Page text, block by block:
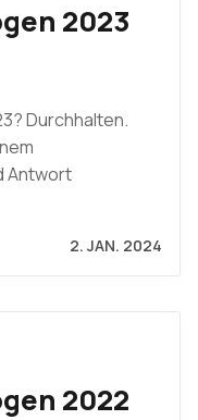
2023
Durchhalten.
Antwort
2. JAN. 2024
2022